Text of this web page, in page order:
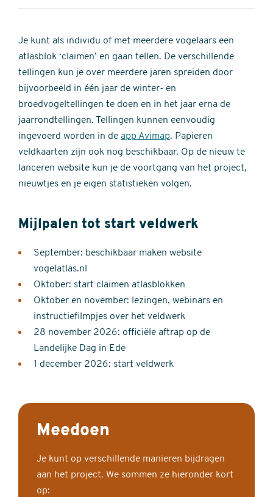
Je kunt als individu of met meerdere vogelaars een
atlasblok ‘claimen’ en gaan tellen. De verschillende
tellingen kun je over meerdere jaren spreiden door
bijvoorbeeld in één jaar de winter- en
broedvogeltellingen te doen en in het jaar erna de
jaarrondtellingen. Tellingen kunnen eenvoudig
ingevoerd worden in de app Avimap. Papieren
veldkaarten zijn ook nog beschikbaar. Op de nieuw te
lanceren website kun je de voortgang van het project,
nieuwtjes en je eigen statistieken volgen.
Mijlpalen tot start veldwerk
September: beschikbaar maken website
vogelatlas.nl
Oktober: start claimen atlasblokken
Oktober en november: lezingen, webinars en
instructiefilmpjes over het veldwerk
28 november 2026: officiële aftrap op de
Landelijke Dag in Ede
1 december 2026: start veldwerk
Meedoen
Je kunt op verschillende manieren bijdragen
aan het project. We sommen ze hieronder kort
op: